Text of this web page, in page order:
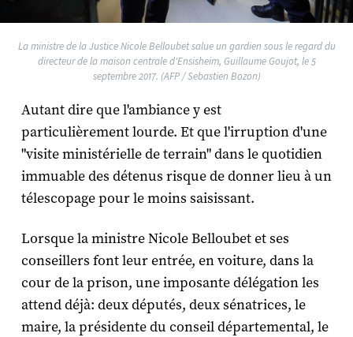
La ministre de la Justice Nicole Belloubet salue un gardien sous le regard du
directeur de la maison centrale d'Ensisheim, Guillaume Goujot, le 5
septembre 2017. (AFP / Sebastien Bozon)
Autant dire que l'ambiance y est
particulièrement lourde. Et que l'irruption d'une
"visite ministérielle de terrain" dans le quotidien
immuable des détenus risque de donner lieu à un
télescopage pour le moins saisissant.
Lorsque la ministre Nicole Belloubet et ses
conseillers font leur entrée, en voiture, dans la
cour de la prison, une imposante délégation les
attend déjà: deux députés, deux sénatrices, le
maire, la présidente du conseil départemental, le